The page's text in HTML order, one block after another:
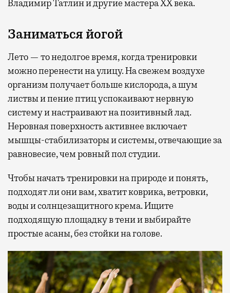
Владимир Татлин и другие мастера XX века.
Заниматься йогой
Лето — то недолгое время, когда тренировки
можно перенести на улицу. На свежем воздухе
организм получает больше кислорода, а шум
листвы и пение птиц успокаивают нервную
систему и настраивают на позитивный лад.
Неровная поверхность активнее включает
мышцы-стабилизаторы и системы, отвечающие за
равновесие, чем ровный пол студии.
Чтобы начать тренировки на природе и понять,
подходят ли они вам, хватит коврика, ветровки,
воды и солнцезащитного крема. Ищите
подходящую площадку в тени и выбирайте
простые асаны, без стойки на голове.